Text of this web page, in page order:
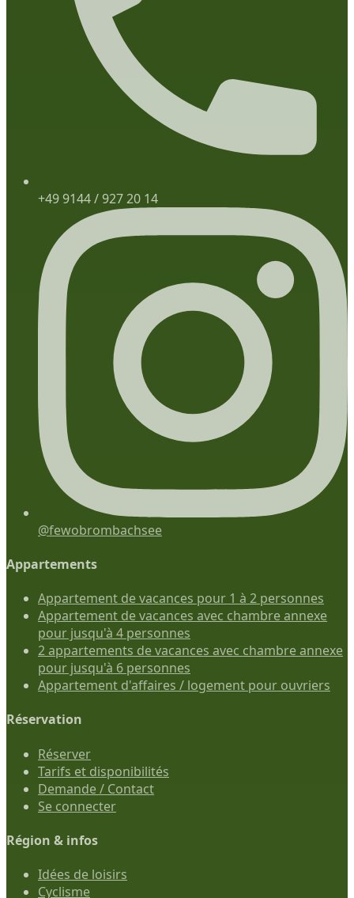
+49 9144 / 927 20 14
@fewobrombachsee
Appartements
Appartement de vacances pour 1 à 2 personnes
Appartement de vacances avec chambre annexe
pour jusqu'à 4 personnes
2 appartements de vacances avec chambre annexe
pour jusqu'à 6 personnes
Appartement d'affaires / logement pour ouvriers
Réservation
Réserver
Tarifs et disponibilités
Demande / Contact
Se connecter
Région & infos
Idées de loisirs
Cyclisme